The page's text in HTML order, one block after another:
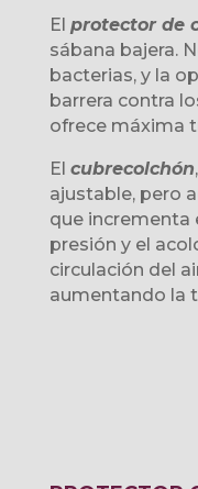
El protector de
sábana bajera.
bacterias, y la
barrera contra
ofrece máxima
El cubrecolchón
ajustable, pero
que incrementa
presión y el
circulación del
aumentando la